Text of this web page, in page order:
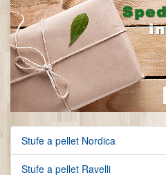
Stufe a pellet Nordica
Stufe a pellet Ravelli